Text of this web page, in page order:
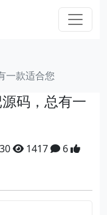
一款适合您
码，总有一
1417
6